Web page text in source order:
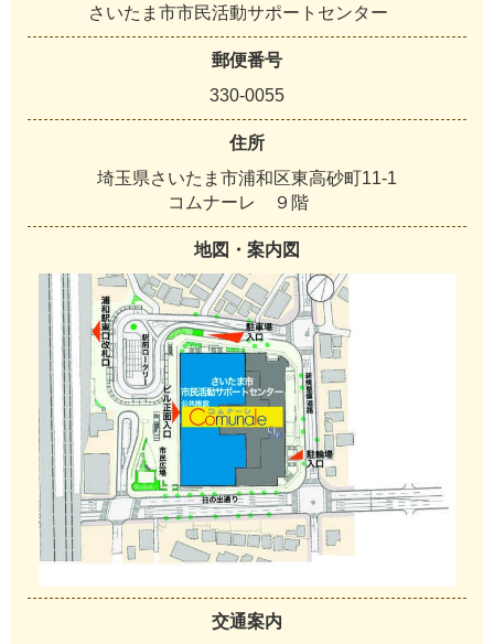
さいたま市市民活動サポートセンター
郵便番号
330-0055
住所
埼玉県さいたま市浦和区東高砂町11-1
コムナーレ ９階
地図・案内図
交通案内